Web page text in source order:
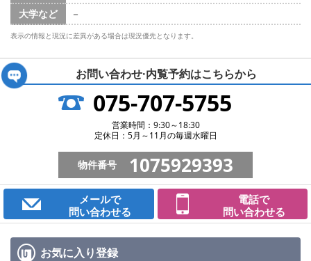
大学など
－
表示の情報と現況に差異がある場合は現況優先となります。
お問い合わせ·内覧予約はこちらから
075-707-5755
営業時間：9:30～18:30
定休日：5月～11月の毎週水曜日
物件番号 1075929393
メールで
問い合わせる
電話で
問い合わせる
お気に入り登録